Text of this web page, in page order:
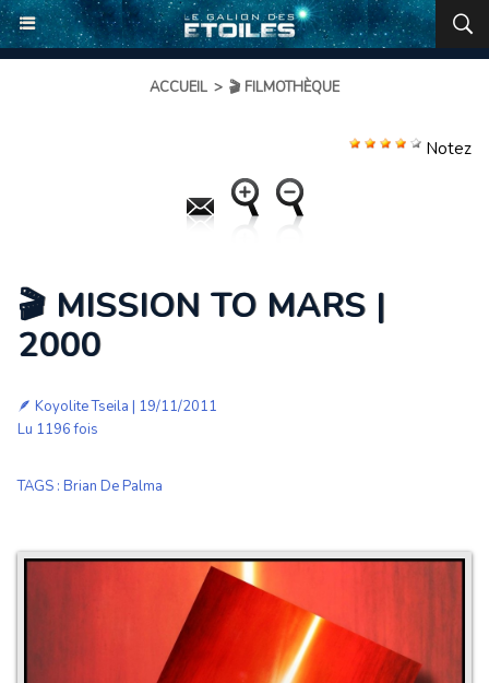
ACCUEIL > 🎬 FILMOTHÈQUE
Notez
🎬 MISSION TO MARS |
2000
🪶 Koyolite Tseila | 19/11/2011
Lu 1196 fois
TAGS : Brian De Palma